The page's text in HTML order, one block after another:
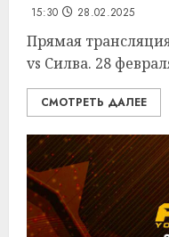
15:30 28.02.2025
Прямая
vs Силва. 28
СМОТРЕТЬ ДАЛЕЕ